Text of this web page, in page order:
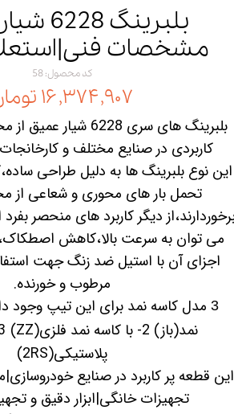
بلبرینگ
مشخصات
کد محصول: 58
۱۶,۳۷۴,۹۰۷ تومان
بلبرینگ های سری 6228
کاربردی در صنایع مختلف و
این نوع بلبرینگ ها به دلیل طراحی
تحمل بار های محوری و شعاعی از
دیگر کاربرد های منحصر
می توان به سرعت بالا،کاهش
اجزای آن با استیل ضد زنگ جهت
مرطوب و خورنده.
3
نمد(باز) 2- با کاسه نمد فلزی(ZZ)
پلاستیکی(2RS)
این قطعه پر کاربرد در صنایع
تجهیزات خانگی|ابزار دقیق و